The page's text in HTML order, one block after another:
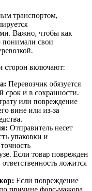
транспортом,
Важно, чтобы как
понимали свои
сторон включают:
Перевозчик обязуется
срок и в сохранности.
или повреждение
вине или из-за
Отправитель несет
упаковки и
Если товар поврежден
ложится
Если повреждение